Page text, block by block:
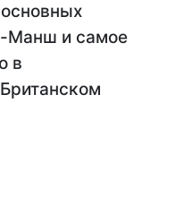
Манш и самое
в